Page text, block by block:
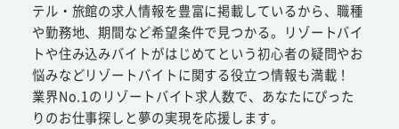
テル・旅館の求人情報を豊富に掲載しているから、職種
や勤務地、期間など希望条件で見つかる。リゾートバイ
トや住み込みバイトがはじめてという初心者の疑問やお
悩みなどリゾートバイトに関する役立つ情報も満載！
業界No.1のリゾートバイト求人数で、あなたにぴった
りのお仕事探しと夢の実現を応援します。